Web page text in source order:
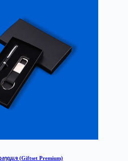
กุญแจ (Giftset Premium)